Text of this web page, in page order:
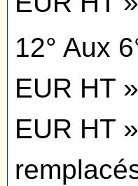
12° Aux
EUR HT
EUR HT